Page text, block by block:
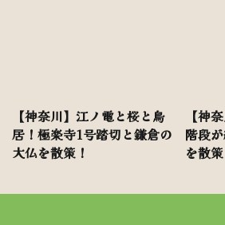
【神奈川】江ノ電と桜と鳥
居！極楽寺1号踏切と鎌倉の
大仏を散策！
【神
階段
を散策